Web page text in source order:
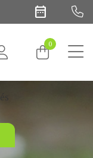
date_range
0